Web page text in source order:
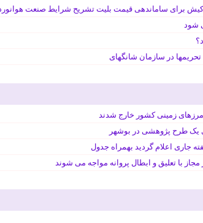
برای ساماندهی قیمت بلیت تشریح شرایط صنعت
در سازمان شانگهای
یک طرح پژوهشی در بوشهر
جاری اعلام گردید بهمراه جدول
با تعلیق و ابطال پروانه مواجه می شوند